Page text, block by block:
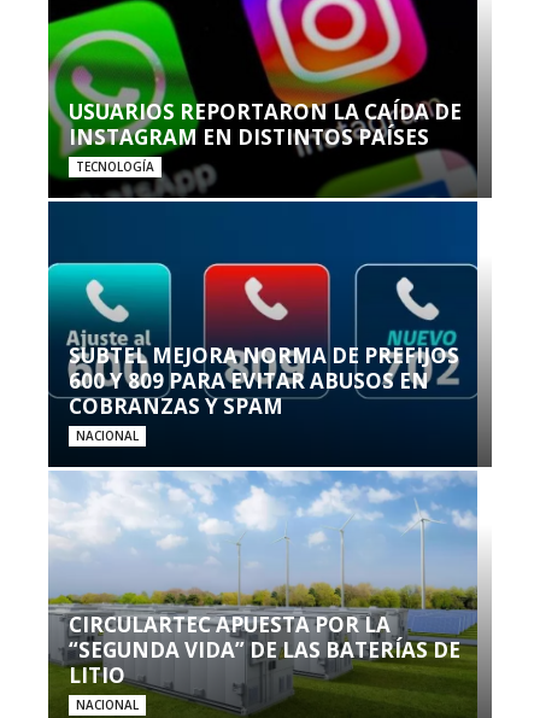
USUARIOS REPORTARON LA CAÍDA DE
INSTAGRAM EN DISTINTOS PAÍSES
TECNOLOGÍA
SUBTEL MEJORA NORMA DE PREFIJOS
600 Y 809 PARA EVITAR ABUSOS EN
COBRANZAS Y SPAM
NACIONAL
CIRCULARTEC APUESTA POR LA
“SEGUNDA VIDA” DE LAS BATERÍAS DE
LITIO
NACIONAL